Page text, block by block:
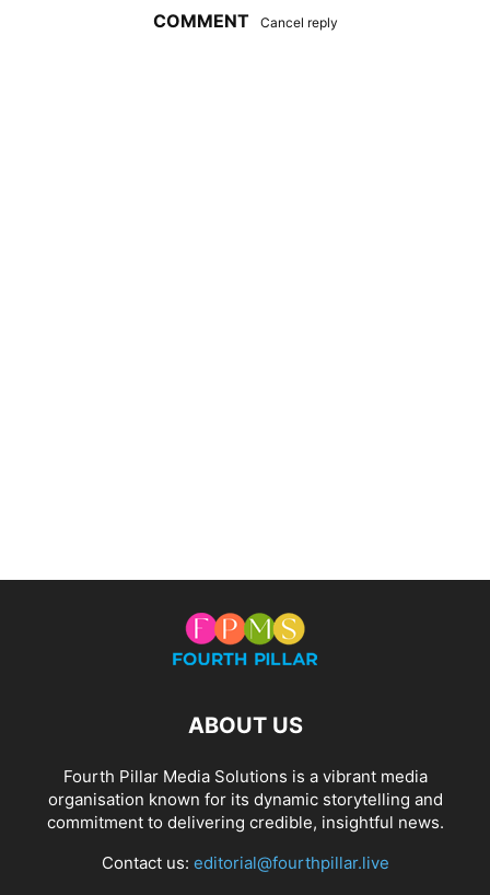
COMMENT Cancel reply
ABOUT US
Fourth Pillar Media Solutions is a vibrant media
organisation known for its dynamic storytelling and
commitment to delivering credible, insightful news.
Contact us: editorial@fourthpillar.live